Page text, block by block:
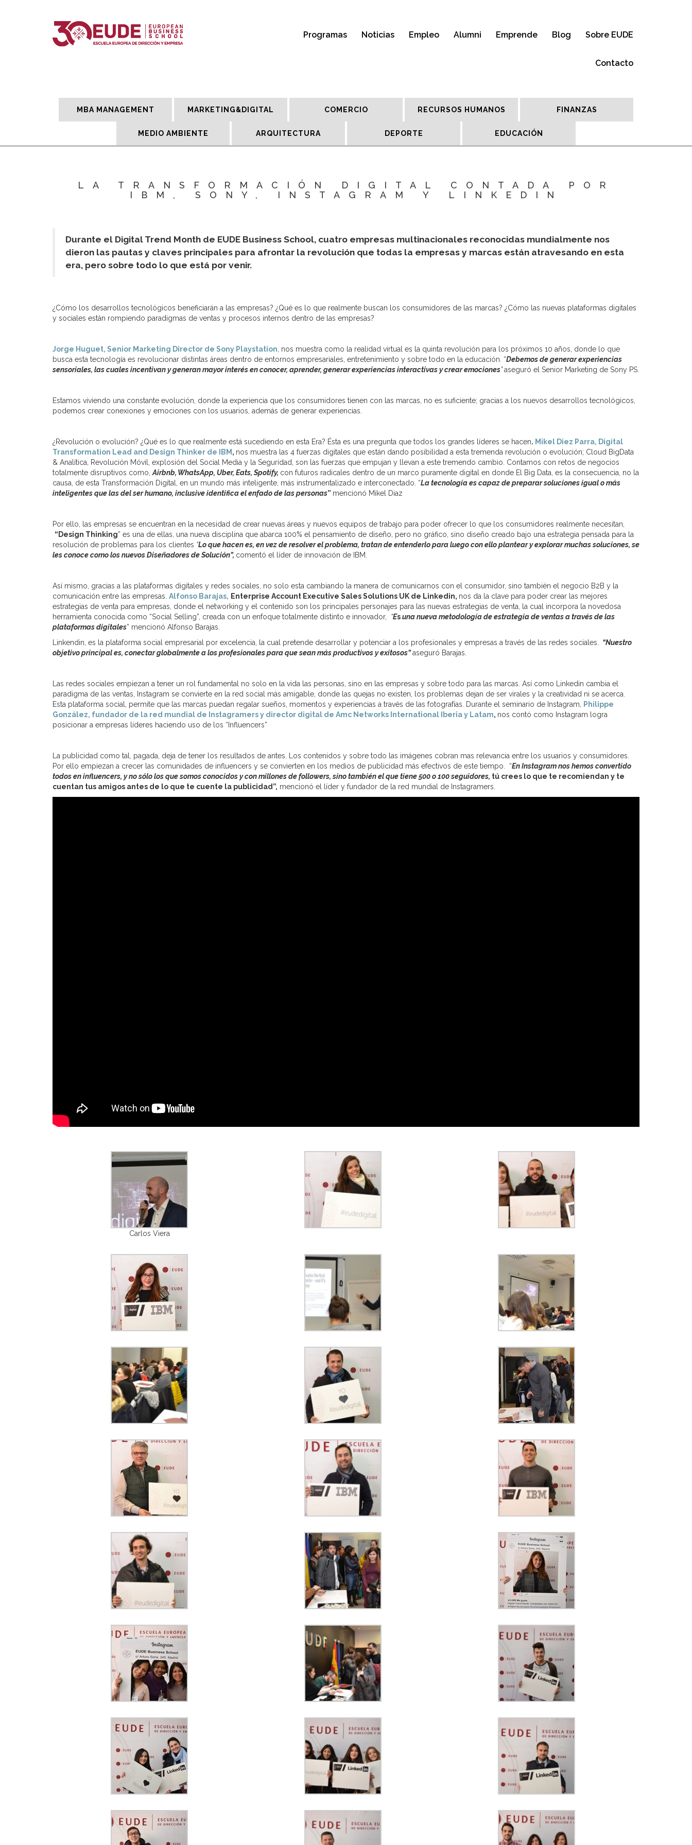
Programas Noticias Empleo Alumni Emprende Blog Sobre EUDE
Contacto
MBA MANAGEMENT MARKETING&DIGITAL COMERCIO RECURSOS HUMANOS FINANZAS
MEDIO AMBIENTE ARQUITECTURA DEPORTE EDUCACIÓN
LA TRANSFORMACIÓN DIGITAL CONTADA POR
IBM, SONY, INSTAGRAM Y LINKEDIN
Durante el Digital Trend Month de EUDE Business School, cuatro empresas multinacionales reconocidas mundialmente nos
dieron las pautas y claves principales para afrontar la revolución que todas la empresas y marcas están atravesando en esta
era, pero sobre todo lo que está por venir.
¿Cómo los desarrollos tecnológicos beneficiarán a las empresas? ¿Qué es lo que realmente buscan los consumidores de las marcas? ¿Cómo las nuevas plataformas digitales
y sociales están rompiendo paradigmas de ventas y procesos internos dentro de las empresas?
Jorge Huguet, Senior Marketing Director de Sony Playstation , nos muestra como la realidad virtual es la quinta revolución para los próximos 10 años, donde lo que
busca esta tecnología es revolucionar distintas áreas dentro de entornos empresariales, entretenimiento y sobre todo en la educación. “Debemos de generarexperiencias
sensoriales, las cuales incentivan y generan mayor interés en conocer, aprender, generar experiencias interactivas y crear emociones”aseguró el Senior Marketing de Sony PS.
Estamos viviendo una constante evolución, donde la experiencia que los consumidores tienen con las marcas, no es suficiente; gracias a los nuevos desarrollos tecnológicos,
podemos crear conexiones y emociones con los usuarios, además de generar experiencias.
¿Revolución o evolución? ¿Qué es lo que realmente está sucediendo en esta Era? Ésta es una pregunta que todos los grandes líderes se hacen. Mikel Diez Parra, Digital
Transformation Lead and Design Thinker de IBM , nos muestra las 4 fuerzas digitales que están dando posibilidad a esta tremenda revolución o evolución; Cloud BigData
& Analítica, Revolución Móvil, explosión del Social Media y la Seguridad, son las fuerzas que empujan y llevan a este tremendo cambio. Contamos con retos de negocios
totalmente disruptivos como, Airbnb, WhatsApp, Uber, Eats, Spotify, con futuros radicales dentro de un marco puramente digital en donde El Big Data, es la consecuencia, no la
causa, de esta Transformación Digital, en un mundo más inteligente, más instrumentalizado e interconectado. “La tecnología es capaz de preparar soluciones igual o más
inteligentes que las del ser humano, inclusive identifica el enfado de las personas” mencionó Mikel Diaz
Por ello, las empresas se encuentran en la necesidad de crear nuevas áreas y nuevos equipos de trabajo para poder ofrecer lo que los consumidores realmente necesitan,
“Design Thinking” es una de ellas, una nueva disciplina que abarca 100% el pensamiento de diseño, pero no gráfico, sino diseño creado bajo una estrategia pensada para la
resolución de problemas para los clientes “Lo que hacen es, en vez de resolver el problema, tratan de entenderlo para luego con ello plantear y explorar muchas soluciones, se
les conoce como los nuevos Diseñadores de Solución”, comentó el líder de innovación de IBM.
Así mismo, gracias a las plataformas digitales y redes sociales, no solo esta cambiando la manera de comunicarnos con el consumidor, sino también el negocio B2B y la
comunicación entre las empresas. Alfonso Barajas, Enterprise Account Executive Sales Solutions UK de Linkedin, nos da la clave para poder crear las mejores
estrategias de venta para empresas, donde el networking y el contenido son los principales personajes para las nuevas estrategias de venta, la cual incorpora la novedosa
herramienta conocida como “Social Selling”, creada con un enfoque totalmente distinto e innovador, “Esuna nueva metodología de estrategia de ventas a través de las
plataformas digitales” mencionó Alfonso Barajas.
Linkendin, es la plataforma social empresarial por excelencia, la cual pretende desarrollar y potenciar a los profesionales y empresas a través de las redes sociales.
“Nuestro
objetivo principal es, conectar globalmente a los profesionales para que sean más productivos y exitosos”aseguró Barajas.
Las redes sociales empiezan a tener un rol fundamental no solo en la vida las personas, sino en las empresas y sobre todo para las marcas. Así como Linkedin cambia el
paradigma de las ventas, Instagram se convierte en la red social más amigable, donde las quejas no existen, los problemas dejan de ser virales y la creatividad ni se acerca.
Esta plataforma social, permite que las marcas puedan regalar sueños, momentos y experiencias a través de las fotografías. Durante el seminario de Instagram,
Philippe
González, fundador de la red mundial de Instagramers y director digital de Amc Networks International Iberia y Latam, nos contó como Instagram logra
posicionar a empresas líderes haciendo uso de los “Influencers”
La publicidad como tal, pagada, deja de tener los resultados de antes. Los contenidos y sobre todo las imágenes cobran mas relevancia entre los usuarios y consumidores.
Por ello empiezan a crecer las comunidades de influencers y se convierten en los medios de publicidad más efectivos de este tiempo. “En Instagram nos hemos convertido
todos en influencers, y no sólo los que somos conocidos y con millones de followers, sino también el que tiene 500 o 100 seguidores, tú crees lo que te recomiendan y te
cuentan tus amigos antes de lo que te cuente la publicidad”, mencionó el líder y fundador de la red mundial de Instagramers.
Carlos Viera